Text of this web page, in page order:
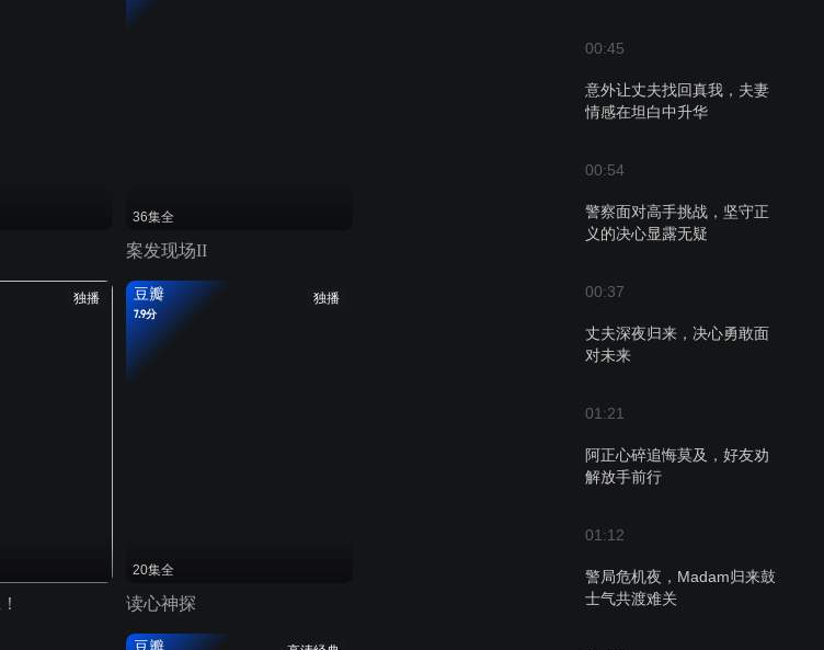
00:45
意外让丈夫找回真我，夫妻
情感在坦白中升华
00:54
警察面对高手挑战，坚守正
义的决心显露无疑
00:37
丈夫深夜归来，决心勇敢面
对未来
01:21
阿正心碎追悔莫及，好友劝
解放手前行
01:12
警局危机夜，Madam归来鼓
士气共渡难关
36集全
案发现场II
独播 独播
豆瓣
7.9分
20集全
读心神探